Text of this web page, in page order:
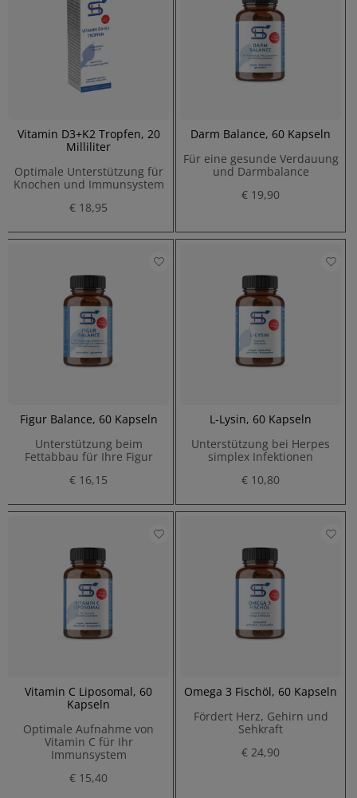
Vitamin D3+K2 Tropfen, 20
Milliliter
Optimale Unterstützung für
Knochen und Immunsystem
€ 18,95
Darm Balance, 60 Kapseln
Für eine gesunde Verdauung
und Darmbalance
€ 19,90
Figur Balance, 60 Kapseln
Unterstützung beim
Fettabbau für Ihre Figur
€ 16,15
L-Lysin, 60 Kapseln
Unterstützung bei Herpes
simplex Infektionen
€ 10,80
Vitamin C Liposomal, 60
Kapseln
Optimale Aufnahme von
Vitamin C für Ihr
Immunsystem
€ 15,40
Omega 3 Fischöl, 60 Kapseln
Fördert Herz, Gehirn und
Sehkraft
€ 24,90